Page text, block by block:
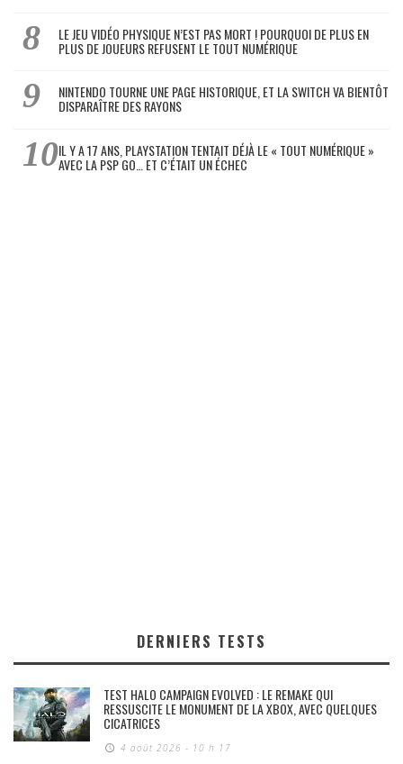
LE JEU VIDÉO PHYSIQUE N’EST PAS MORT ! POURQUOI DE PLUS EN
PLUS DE JOUEURS REFUSENT LE TOUT NUMÉRIQUE
NINTENDO TOURNE UNE PAGE HISTORIQUE, ET LA SWITCH VA BIENTÔT
DISPARAÎTRE DES RAYONS
IL Y A 17 ANS, PLAYSTATION TENTAIT DÉJÀ LE « TOUT NUMÉRIQUE »
AVEC LA PSP GO… ET C’ÉTAIT UN ÉCHEC
DERNIERS TESTS
TEST HALO CAMPAIGN EVOLVED : LE REMAKE QUI
RESSUSCITE LE MONUMENT DE LA XBOX, AVEC QUELQUES
CICATRICES
4 août 2026 - 10 h 17